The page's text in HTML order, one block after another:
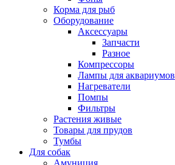
Корма для рыб
Оборудование
Аксессуары
Запчасти
Разное
Компрессоры
Лампы для аквариумов
Нагреватели
Помпы
Фильтры
Растения живые
Товары для прудов
Тумбы
Для собак
Амуниция